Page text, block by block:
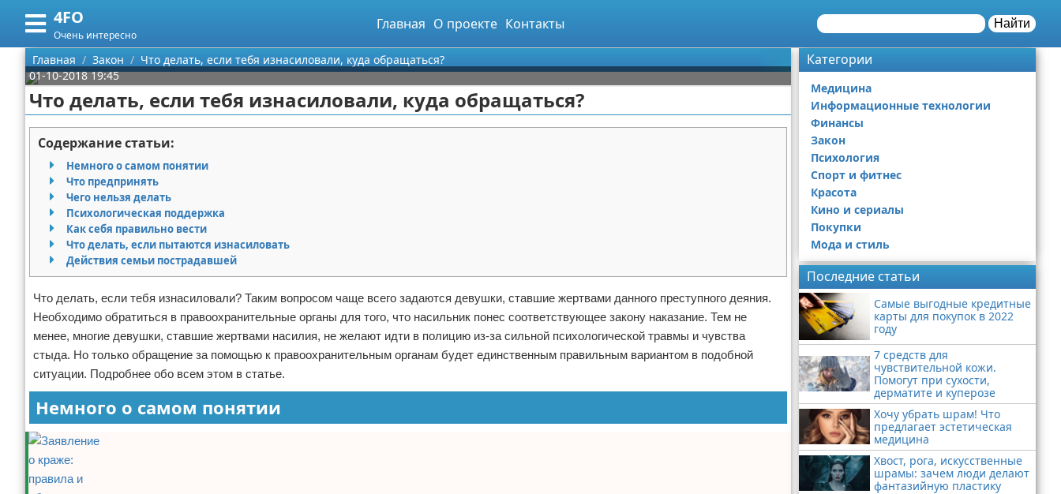
4FO
Очень интересно
Главная О проекте Контакты Найти
Меню
Главная
Категории
Медицина
Информационные технологии
Финансы
Закон
Психология
Спорт и фитнес
Красота
Кино и сериалы
Покупки
Мода и стиль
Поиск
О проекте
Контакты
Сотрудничество
Размещение рекламы
Для правообладателей
Условия предоставления информации
Отказ от ответственности
Главная Закон
Что делать, если тебя изнасиловали, куда обращаться?
01-10-2018 19:45
Что делать, если тебя изнасиловали, куда обращаться?
Содержание статьи:
Немного о самом понятии
Что предпринять
Чего нельзя делать
Психологическая поддержка
Как себя правильно вести
Что делать, если пытаются изнасиловать
Действия семьи пострадавшей
Что делать, если тебя изнасиловали? Таким вопросом чаще всего задаются девушки, ставшие жертвами данного преступного деяния.
Необходимо обратиться в правоохранительные органы для того, что насильник понес соответствующее закону наказание. Тем не
менее, многие девушки, ставшие жертвами насилия, не желают идти в полицию из-за сильной психологической травмы и чувства
стыда. Но только обращение за помощью к правоохранительным органам будет единственным правильным вариантом в подобной
ситуации. Подробнее обо всем этом в статье.
Немного о самом понятии
Категории
Медицина
Информационные технологии
Финансы
Закон
Психология
Спорт и фитнес
Красота
Кино и сериалы
Покупки
Мода и стиль
Последние статьи
Самые выгодные кредитные
карты для покупок в 2022
году
7 средств для
чувствительной кожи.
Помогут при сухости,
дерматите и куперозе
Хочу убрать шрам! Что
предлагает эстетическая
медицина
Хвост, рога, искусственные
шрамы: зачем люди делают
фантазийную пластику